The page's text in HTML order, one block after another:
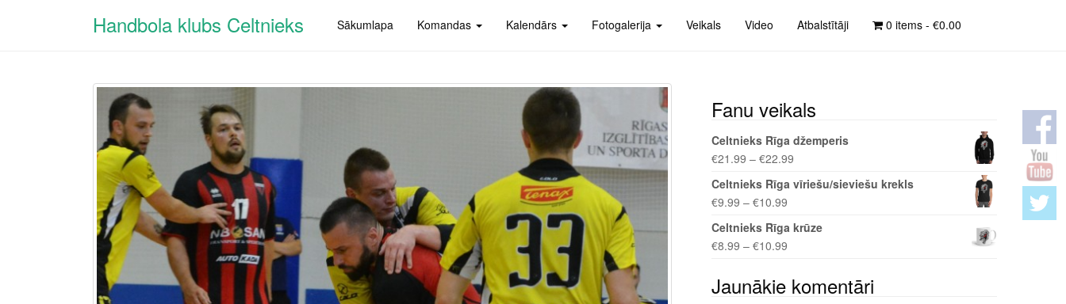
Handbola klubs Celtnieks Sākumlapa Komandas Kalendārs Fotogalerija Veikals Video Atbalstītāji 0 items - €0.00
Fanu veikals
Celtnieks Rīga džemperis
€21.99 – €22.99
Celtnieks Rīga vīriešu/sieviešu krekls
€9.99 – €10.99
Celtnieks Rīga krūze
€8.99 – €10.99
Jaunākie komentāri